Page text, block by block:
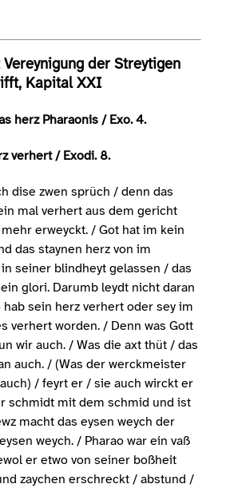
der Streytigen
Kapital XXI
herz Pharaonis / Exo. 4.
verhert / Exodi. 8.
dise zwen sprüch / denn das
mal verhert aus dem gericht
erweyckt. / Got hat im kein
das staynen herz von im
seiner blindheyt gelassen / das
glori. Darumb leydt nicht daran
hab sein herz verhert oder sey im
verhert worden. / Denn was Gott
wir auch. / Was die axt thüt / das
auch. / (Was der werckmeister
/ feyrt er / sie auch wirckt er
schmidt mit dem schmid und ist
macht das eysen weych der
weych. / Pharao war ein vaß
er etwo von seiner boßheit
zaychen erschreckt / abstund /